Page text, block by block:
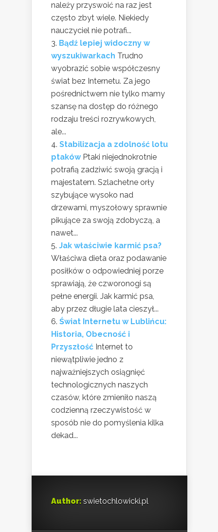
należy przyswoić na raz jest
często zbyt wiele. Niekiedy
nauczyciel nie potrafi...
Bądź lepiej widoczny w
wyszukiwarkach Trudno
wyobrazić sobie współczesny
świat bez Internetu. Za jego
pośrednictwem nie tylko mamy
szansę na dostęp do różnego
rodzaju treści rozrywkowych,
ale...
Stabilizacja a zdolność lotu
ptaków Ptaki niejednokrotnie
potrafią zadziwić swoją gracją i
majestatem. Szlachetne orły
szybujące wysoko nad
drzewami, myszołowy sprawnie
pikujące za swoją zdobyczą, a
nawet...
Jak właściwie karmić psa?
Właściwa dieta oraz podawanie
posiłków o odpowiedniej porze
sprawiają, że czworonogi są
pełne energii. Jak karmić psa,
aby przez długie lata cieszył...
Świat Internetu w Lublińcu:
Historia, Obecność i
Przyszłość Internet to
niewątpliwie jedno z
najważniejszych osiągnięć
technologicznych naszych
czasów, które zmieniło naszą
codzienną rzeczywistość w
sposób nie do pomyślenia kilka
dekad...
Author: swietochlowicki.pl